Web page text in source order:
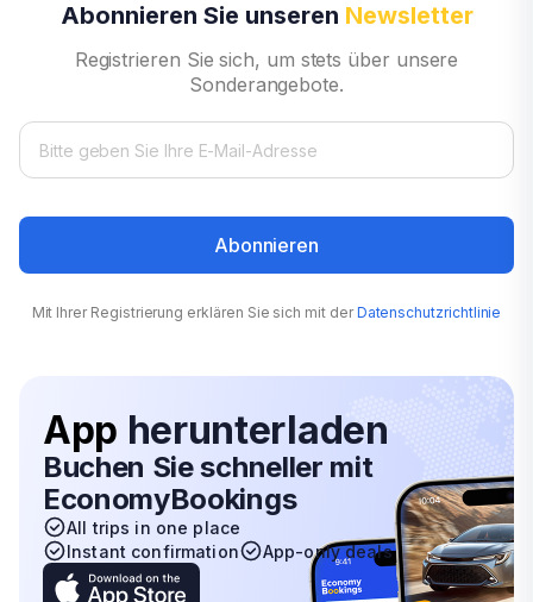
Abonnieren Sie unseren Newsletter
Registrieren Sie sich, um stets über unsere
Sonderangebote.
Abonnieren
Mit Ihrer Registrierung erklären Sie sich mit der Datenschutzrichtlinie
App herunterladen
Buchen Sie schneller mit
EconomyBookings
All trips in one place
Instant confirmation
App-only deals